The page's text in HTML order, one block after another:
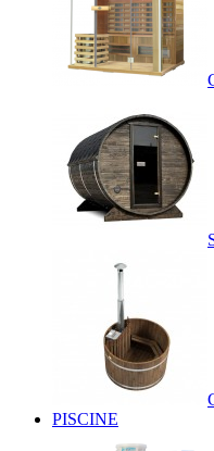
PISCINE